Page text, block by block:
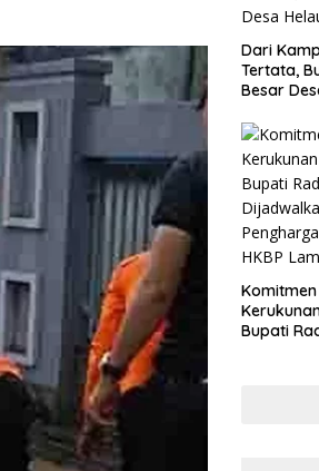
Dari
Tertata,
Besar
Bupati